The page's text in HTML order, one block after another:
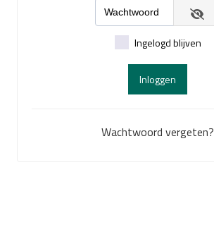
Ingelogd blijven
Inloggen
Wachtwoord vergeten?